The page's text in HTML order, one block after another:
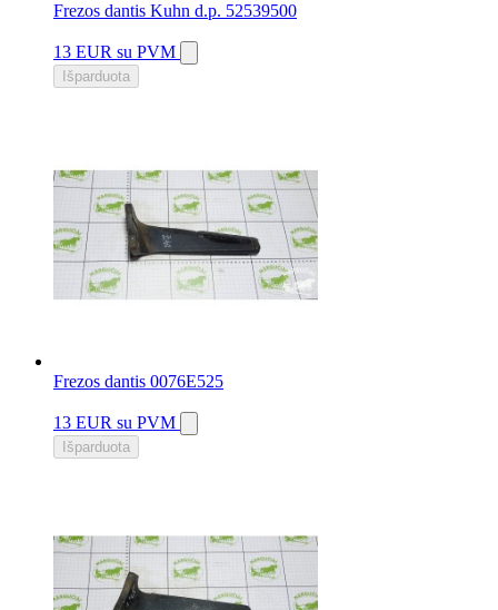
Frezos dantis Kuhn d.p. 52539500
13 EUR su PVM
Išparduota
Frezos dantis 0076E525
13 EUR su PVM
Išparduota